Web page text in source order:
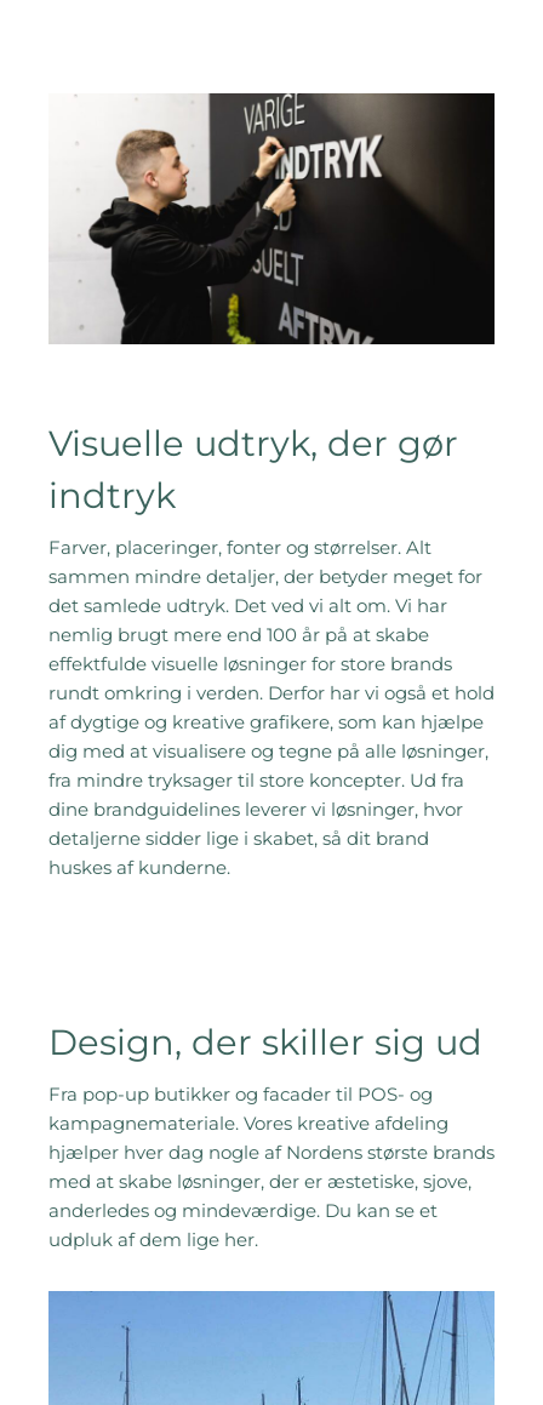
Visuelle udtryk, der gør
indtryk
Farver, placeringer, fonter og størrelser. Alt
sammen mindre detaljer, der betyder meget for
det samlede udtryk. Det ved vi alt om. Vi har
nemlig brugt mere end 100 år på at skabe
effektfulde visuelle løsninger for store brands
rundt omkring i verden. Derfor har vi også et hold
af dygtige og kreative grafikere, som kan hjælpe
dig med at visualisere og tegne på alle løsninger,
fra mindre tryksager til store koncepter. Ud fra
dine brandguidelines leverer vi løsninger, hvor
detaljerne sidder lige i skabet, så dit brand
huskes af kunderne.
Design, der skiller sig ud
Fra pop-up butikker og facader til POS- og
kampagnemateriale. Vores kreative afdeling
hjælper hver dag nogle af Nordens største brands
med at skabe løsninger, der er æstetiske, sjove,
anderledes og mindeværdige. Du kan se et
udpluk af dem lige her.